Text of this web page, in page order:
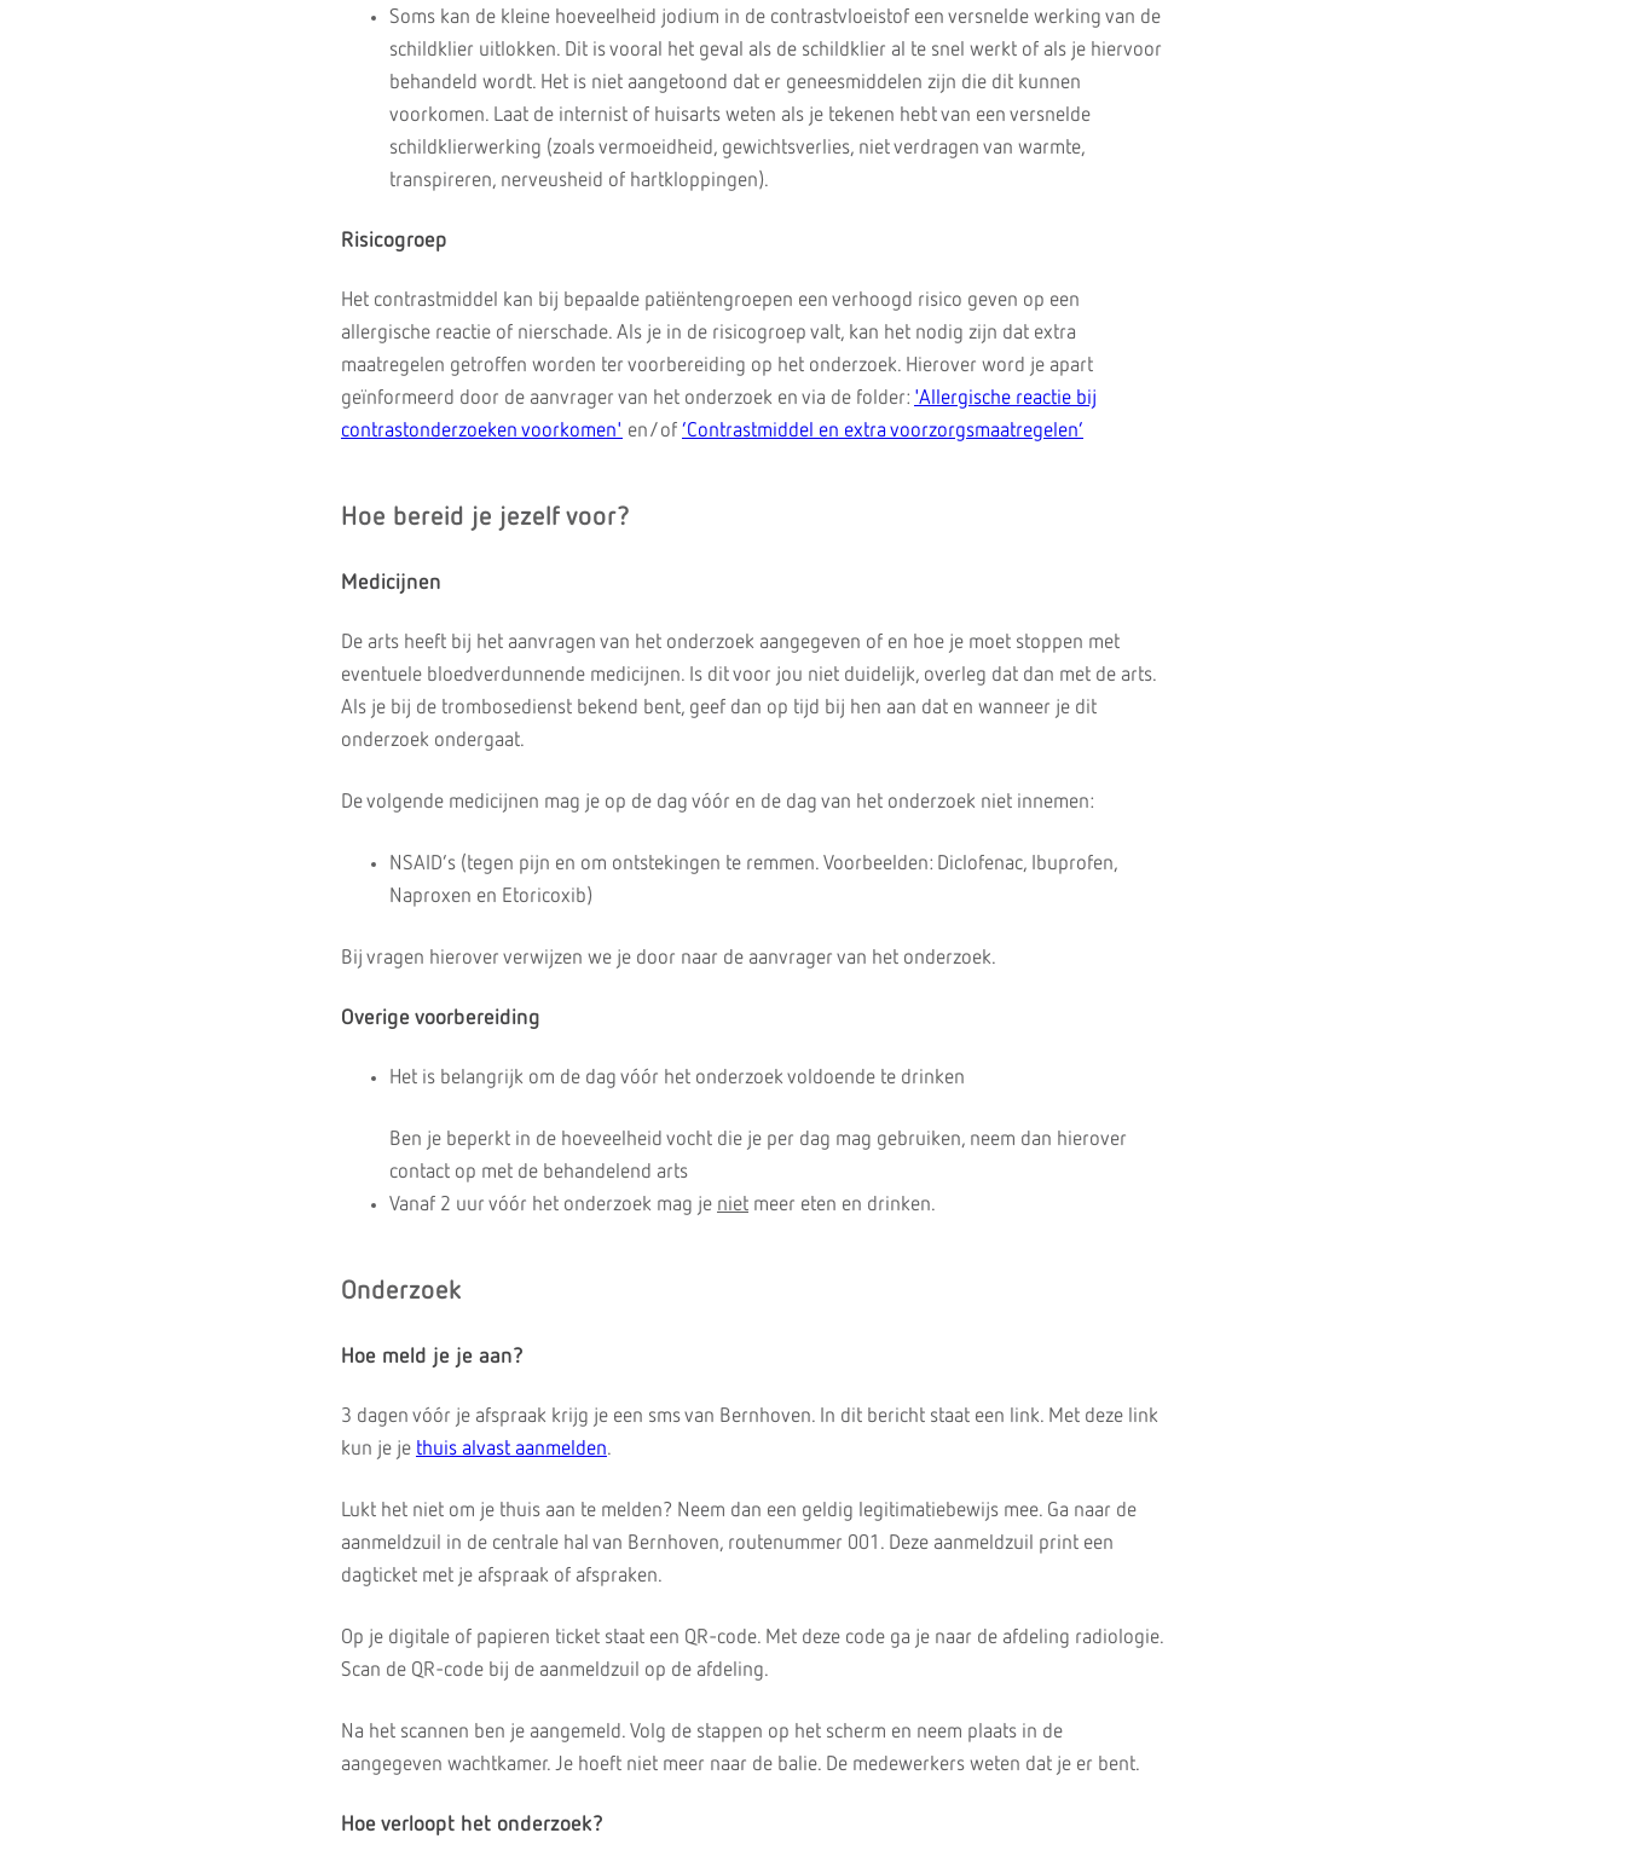
Soms kan de kleine hoeveelheid jodium in de contrastvloeistof een versnelde werking van de
schildklier uitlokken. Dit is vooral het geval als de schildklier al te snel werkt of als je hiervoor
behandeld wordt. Het is niet aangetoond dat er geneesmiddelen zijn die dit kunnen
voorkomen. Laat de internist of huisarts weten als je tekenen hebt van een versnelde
schildklierwerking (zoals vermoeidheid, gewichtsverlies, niet verdragen van warmte,
transpireren, nerveusheid of hartkloppingen).
Risicogroep
Het contrastmiddel kan bij bepaalde patiëntengroepen een verhoogd risico geven op een
allergische reactie of nierschade. Als je in de risicogroep valt, kan het nodig zijn dat extra
maatregelen getroffen worden ter voorbereiding op het onderzoek. Hierover word je apart
geïnformeerd door de aanvrager van het onderzoek en via de folder: 'Allergische reactie bij
contrastonderzoeken voorkomen' en/of ‘Contrastmiddel en extra voorzorgsmaatregelen’
Hoe bereid je jezelf voor?
Medicijnen
De arts heeft bij het aanvragen van het onderzoek aangegeven of en hoe je moet stoppen met
eventuele bloedverdunnende medicijnen. Is dit voor jou niet duidelijk, overleg dat dan met de arts.
Als je bij de trombosedienst bekend bent, geef dan op tijd bij hen aan dat en wanneer je dit
onderzoek ondergaat.
De volgende medicijnen mag je op de dag vóór en de dag van het onderzoek niet innemen:
NSAID’s (tegen pijn en om ontstekingen te remmen. Voorbeelden: Diclofenac, Ibuprofen,
Naproxen en Etoricoxib)
Bij vragen hierover verwijzen we je door naar de aanvrager van het onderzoek.
Overige voorbereiding
Het is belangrijk om de dag vóór het onderzoek voldoende te drinken
Ben je beperkt in de hoeveelheid vocht die je per dag mag gebruiken, neem dan hierover
contact op met de behandelend arts
Vanaf 2 uur vóór het onderzoek mag je niet meer eten en drinken.
Onderzoek
Hoe meld je je aan?
3 dagen vóór je afspraak krijg je een sms van Bernhoven. In dit bericht staat een link. Met deze link
kun je je thuis alvast aanmelden.
Lukt het niet om je thuis aan te melden? Neem dan een geldig legitimatiebewijs mee. Ga naar de
aanmeldzuil in de centrale hal van Bernhoven, routenummer 001. Deze aanmeldzuil print een
dagticket met je afspraak of afspraken.
Op je digitale of papieren ticket staat een QR-code. Met deze code ga je naar de afdeling radiologie.
Scan de QR-code bij de aanmeldzuil op de afdeling.
Na het scannen ben je aangemeld. Volg de stappen op het scherm en neem plaats in de
aangegeven wachtkamer. Je hoeft niet meer naar de balie. De medewerkers weten dat je er bent.
Hoe verloopt het onderzoek?